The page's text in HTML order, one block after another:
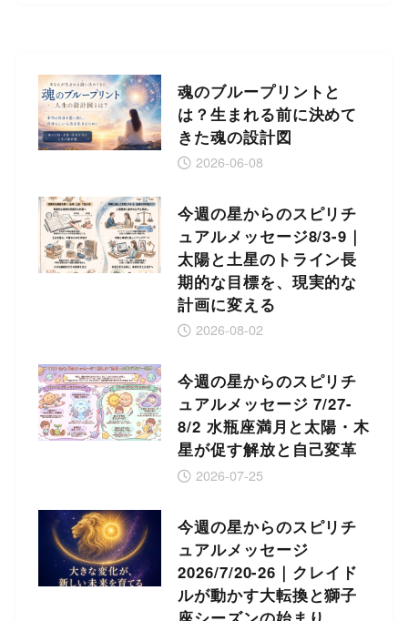
魂のブループリントと
は？生まれる前に決めて
きた魂の設計図
2026-06-08
今週の星からのスピリチ
ュアルメッセージ8/3-9｜
太陽と土星のトライン長
期的な目標を、現実的な
計画に変える
2026-08-02
今週の星からのスピリチ
ュアルメッセージ 7/27-
8/2 水瓶座満月と太陽・木
星が促す解放と自己変革
2026-07-25
今週の星からのスピリチ
ュアルメッセージ
2026/7/20-26｜クレイド
ルが動かす大転換と獅子